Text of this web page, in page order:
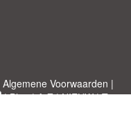
Algemene Voorwaarden |
|Blog|A-Z|NIEUW|Topics